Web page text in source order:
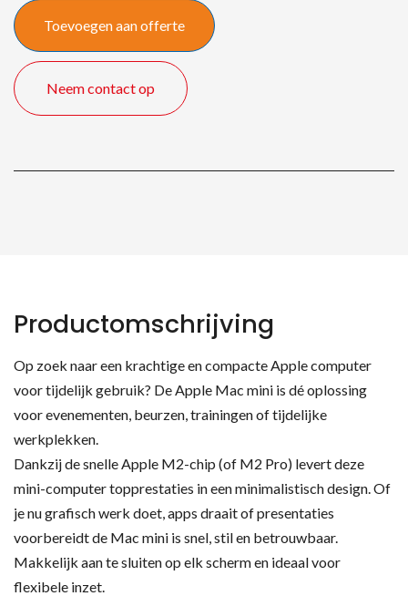
chip
quantity
Toevoegen aan offerte
Neem contact op
Productomschrijving
Op zoek naar een krachtige en compacte Apple computer
voor tijdelijk gebruik? De Apple Mac mini is dé oplossing
voor evenementen, beurzen, trainingen of tijdelijke
werkplekken.
Dankzij de snelle Apple M2-chip (of M2 Pro) levert deze
mini-computer topprestaties in een minimalistisch design. Of
je nu grafisch werk doet, apps draait of presentaties
voorbereidt de Mac mini is snel, stil en betrouwbaar.
Makkelijk aan te sluiten op elk scherm en ideaal voor
flexibele inzet.